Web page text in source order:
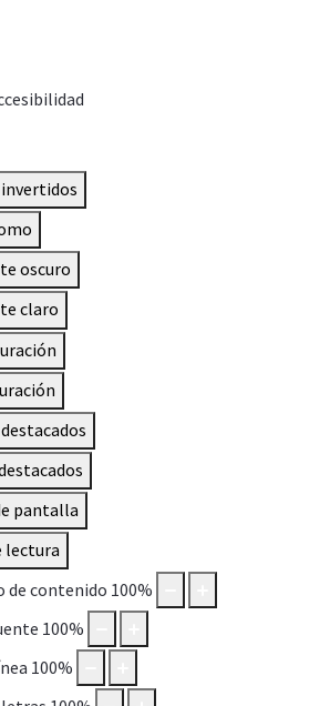
oscuro
claro
pantalla
lectura
de contenido 100%
100%
100%